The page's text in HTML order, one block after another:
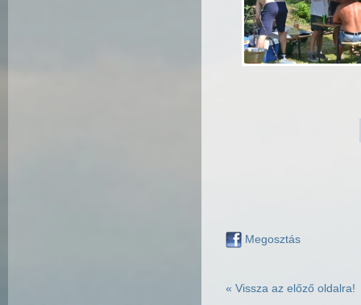
Megosztás
« Vissza az előző oldalra!